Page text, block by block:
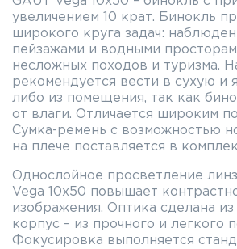
увеличением 10 крат. Бинокль
широкого круга задач:
пейзажами и водными
несложных походов и туризма.
рекомендуется вести в сухую и
либо из помещения, так как
от влаги. Отличается широким
Сумка-ремень с возможностью
на плече поставляется в
Однослойное просветление линз
Vega 10x50 повышает
изображения. Оптика сделана из
корпус – из прочного и легкого
Фокусировка выполняется